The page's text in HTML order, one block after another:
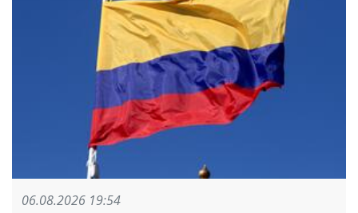
06.08.2026 19:54